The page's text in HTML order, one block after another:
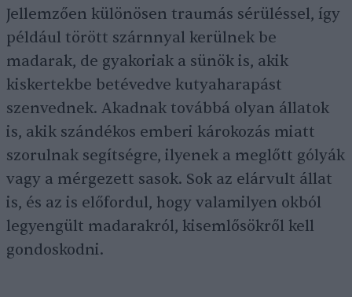
Jellemzően különösen traumás sérüléssel, így
például törött szárnnyal kerülnek be
madarak, de gyakoriak a sünök is, akik
kiskertekbe betévedve kutyaharapást
szenvednek. Akadnak továbbá olyan állatok
is, akik szándékos emberi károkozás miatt
szorulnak segítségre, ilyenek a meglőtt gólyák
vagy a mérgezett sasok. Sok az elárvult állat
is, és az is előfordul, hogy valamilyen okból
legyengült madarakról, kisemlősökről kell
gondoskodni.